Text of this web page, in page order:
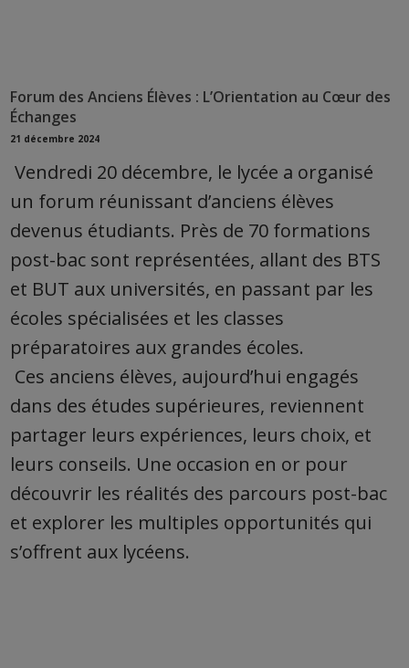
Forum des Anciens Élèves : L’Orientation au Cœur des
Échanges
21 décembre 2024
Vendredi 20 décembre, le lycée a organisé
un forum réunissant d’anciens élèves
devenus étudiants. Près de 70 formations
post-bac sont représentées, allant des BTS
et BUT aux universités, en passant par les
écoles spécialisées et les classes
préparatoires aux grandes écoles.
Ces anciens élèves, aujourd’hui engagés
dans des études supérieures, reviennent
partager leurs expériences, leurs choix, et
leurs conseils. Une occasion en or pour
découvrir les réalités des parcours post-bac
et explorer les multiples opportunités qui
s’offrent aux lycéens.